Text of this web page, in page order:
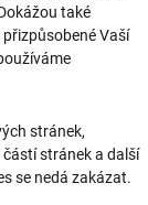
také
Vaší
stránek,
stránek a další
se nedá zakázat.